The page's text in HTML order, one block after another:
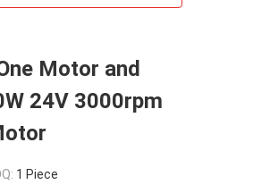
Motor and
24V 3000rpm
1 Piece